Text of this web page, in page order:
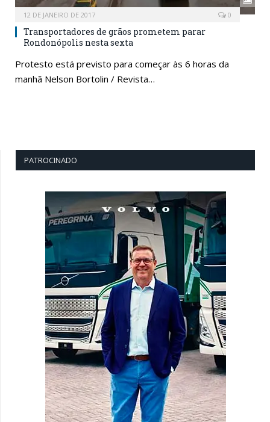
12 DE JANEIRO DE 2017 0
Transportadores de grãos prometem parar
Rondonópolis nesta sexta
Protesto está previsto para começar às 6 horas da
manhã Nelson Bortolin / Revista…
PATROCINADO